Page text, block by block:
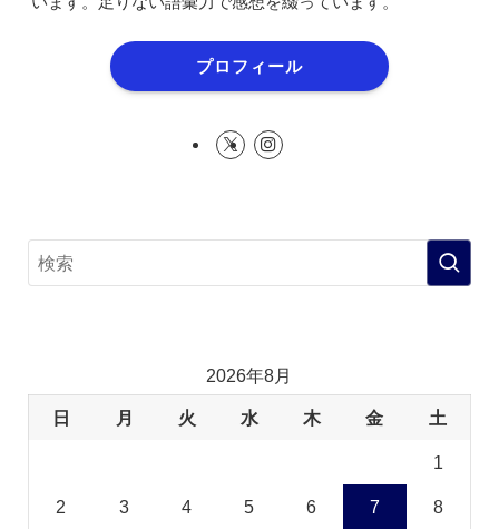
プロフィール
2026年8月
日 月 火 水 木 金 土
1
2 3 4 5 6 7 8